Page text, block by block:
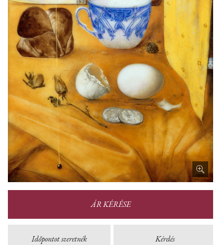
ÁR KÉRÉSE
Időpontot szeretnék Kérdés